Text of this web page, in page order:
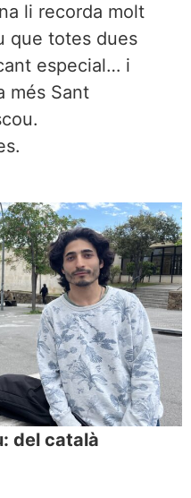
li recorda molt
que totes dues
especial… i
més Sant
del català